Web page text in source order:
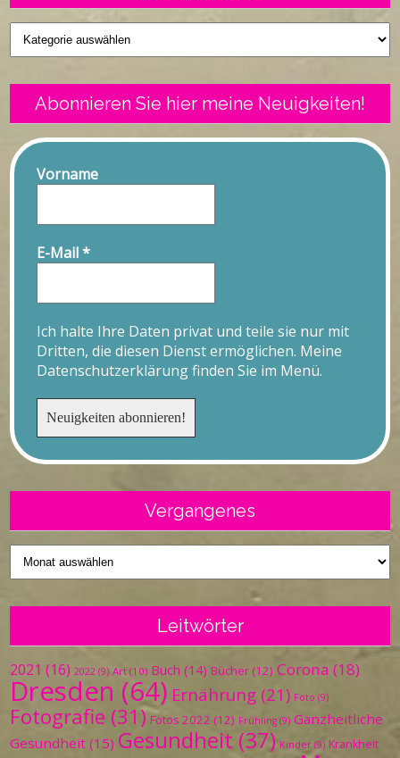
Geschriebenes
Abonnieren Sie hier meine Neuigkeiten!
Vorname
E-Mail*
Ich halte Ihre Daten privat und teile sie nur mit
Dritten, die diesen Dienst ermöglichen. Meine
Datenschutzerklärung finden Sie im Menü.
Vergangenes
Vergangenes
Leitwörter
2021 (16) 2022 (9) Art (10) Buch (14) Bücher (12) Corona (18)
Dresden (64) Ernährung (21) Foto (9)
Fotografie (31) Fotos 2022 (12) Frühling (9) Ganzheitliche
Gesundheit (15) Gesundheit (37) Kinder (9) Krankheit